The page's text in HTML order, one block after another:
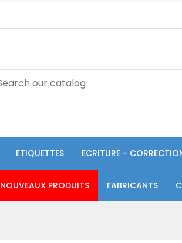
ETIQUETTES ECRITURE -
NOUVEAUX PRODUITS FABRICANTS